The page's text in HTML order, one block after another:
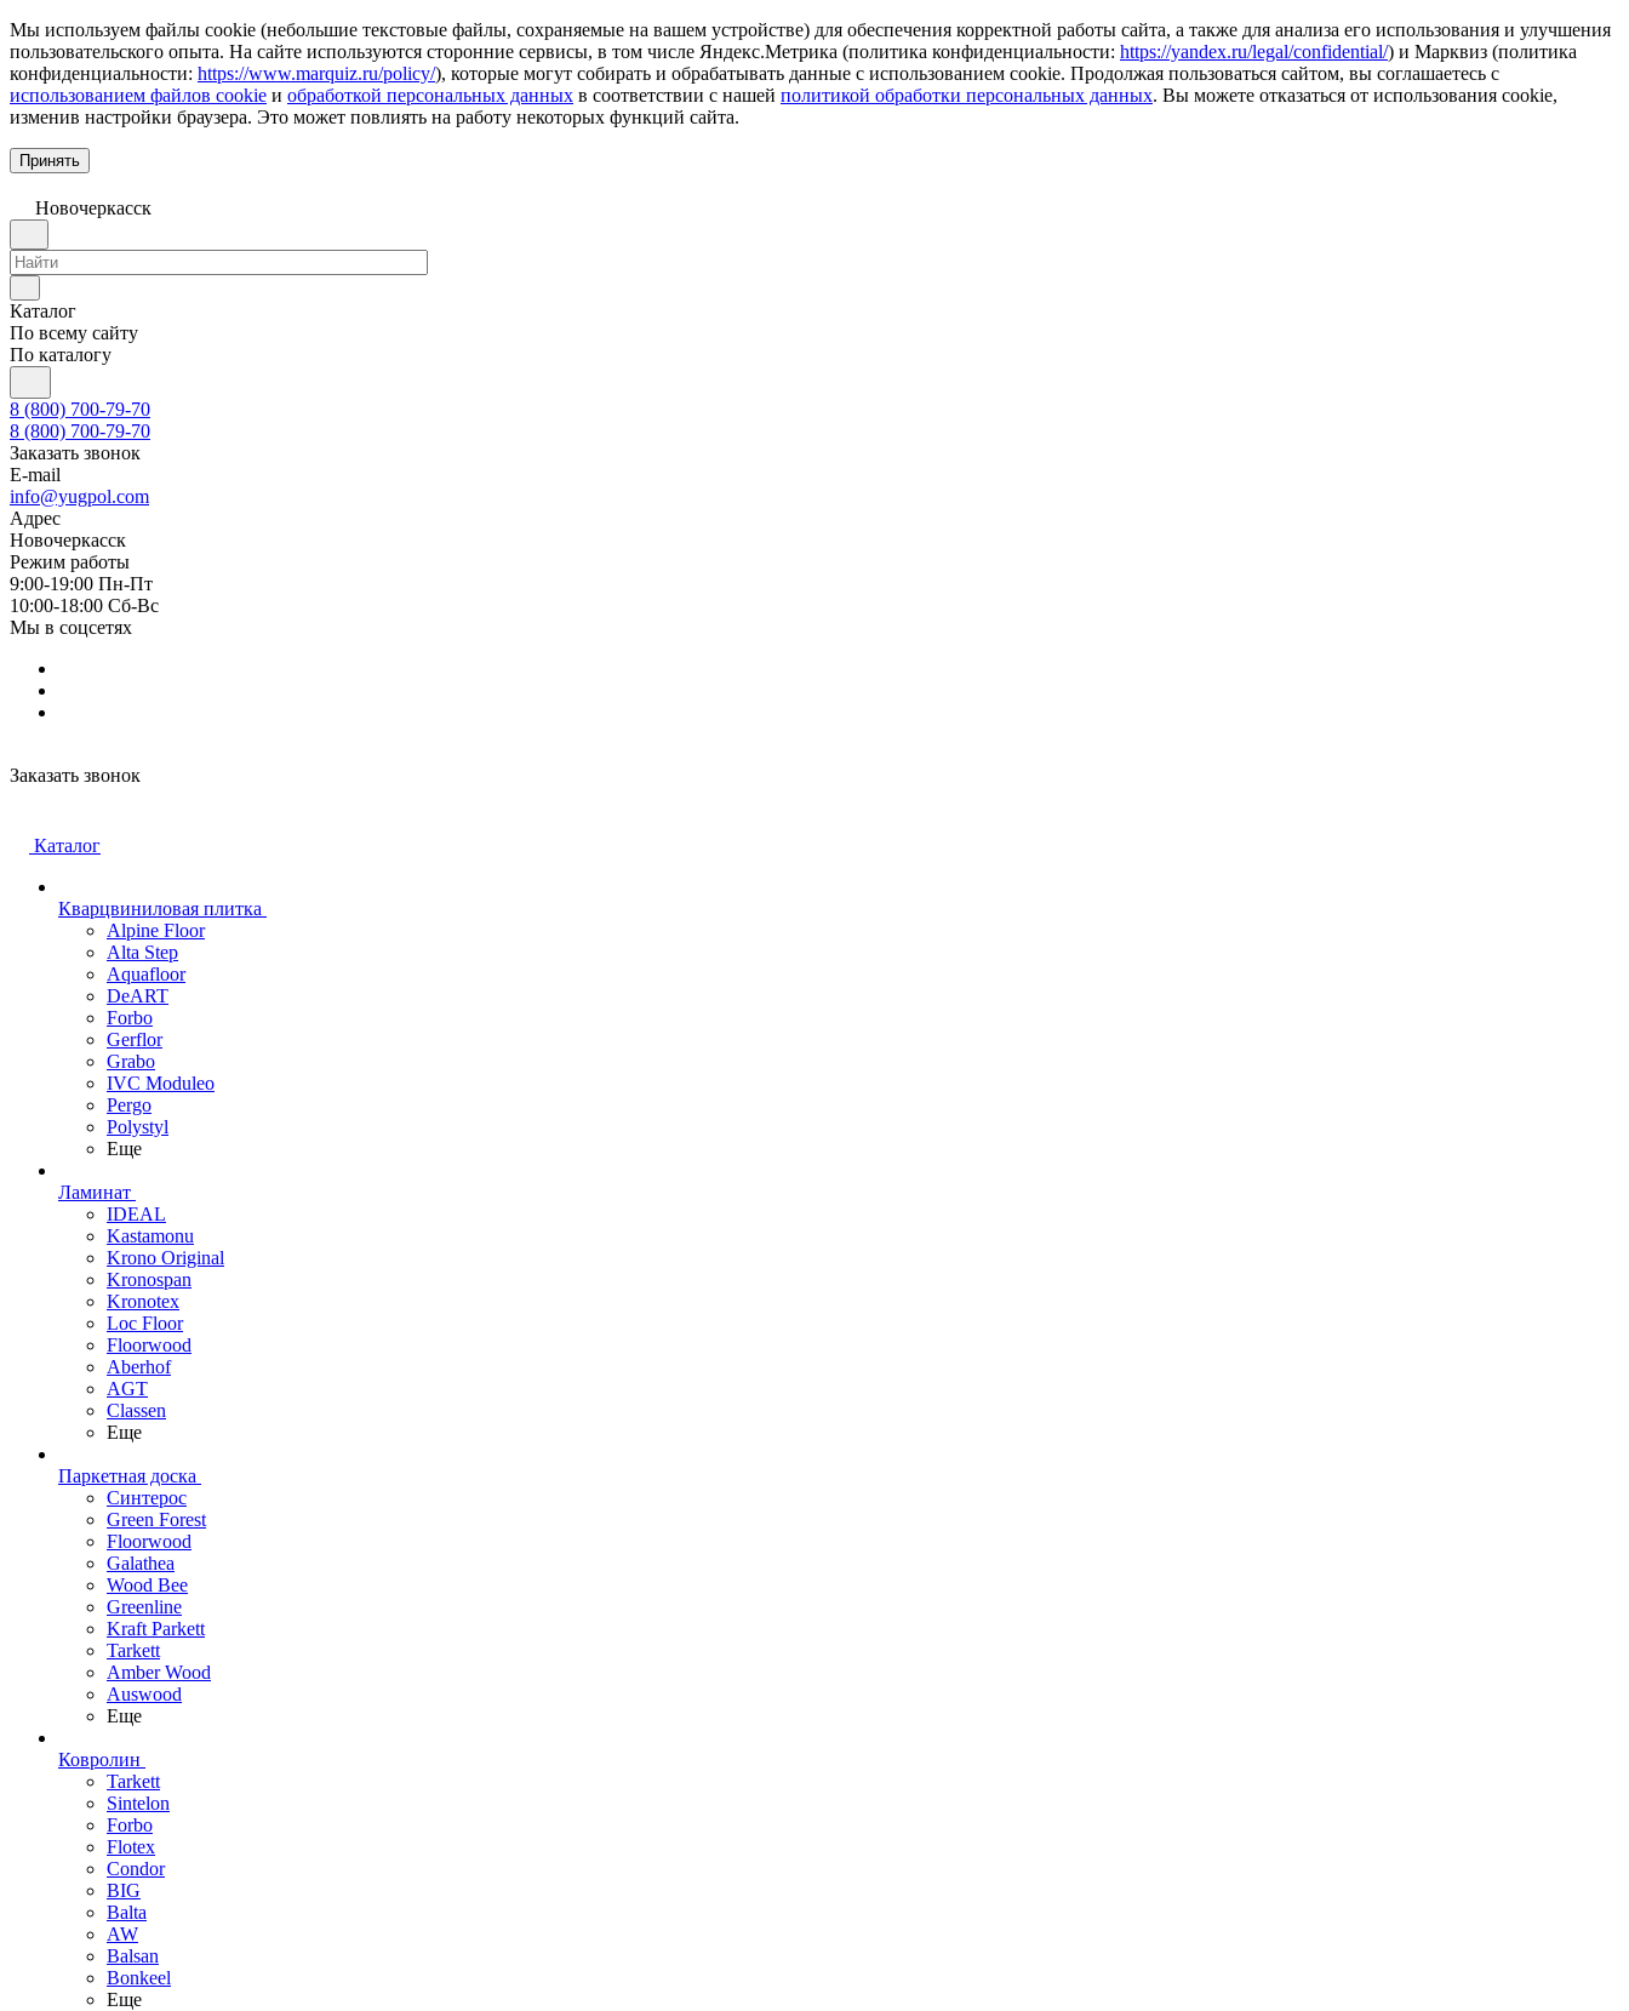
Мы используем файлы cookie (небольшие текстовые файлы, сохраняемые на вашем устройстве) для обеспечения корректной работы сайта, а также для анализа его использования и улучшения
пользовательского опыта. На сайте используются сторонние сервисы, в том числе Яндекс.Метрика (политика конфиденциальности: https://yandex.ru/legal/confidential/) и Марквиз (политика
конфиденциальности: https://www.marquiz.ru/policy/), которые могут собирать и обрабатывать данные с использованием cookie. Продолжая пользоваться сайтом, вы соглашаетесь с
использованием файлов cookie и обработкой персональных данных в соответствии с нашей политикой обработки персональных данных. Вы можете отказаться от использования cookie,
изменив настройки браузера. Это может повлиять на работу некоторых функций сайта.
Принять
Новочеркаcск
Каталог
По всему сайту
По каталогу
8 (800) 700-79-70
8 (800) 700-79-70
Заказать звонок
E-mail
info@yugpol.com
Адрес
Новочеркаcск
Режим работы
9:00-19:00 Пн-Пт
10:00-18:00 Cб-Вс
Мы в соцсетях
Заказать звонок
Каталог
Кварцвиниловая плитка
Alpine Floor
Alta Step
Aquafloor
DeART
Forbo
Gerflor
Grabo
IVC Moduleo
Pergo
Polystyl
Еще
Ламинат
IDEAL
Kastamonu
Krono Original
Kronospan
Kronotex
Loc Floor
Floorwood
Aberhof
AGT
Classen
Еще
Паркетная доска
Синтерос
Green Forest
Floorwood
Galathea
Wood Bee
Greenline
Kraft Parkett
Tarkett
Amber Wood
Auswood
Еще
Ковролин
Tarkett
Sintelon
Forbo
Flotex
Condor
BIG
Balta
AW
Balsan
Bonkeel
Еще